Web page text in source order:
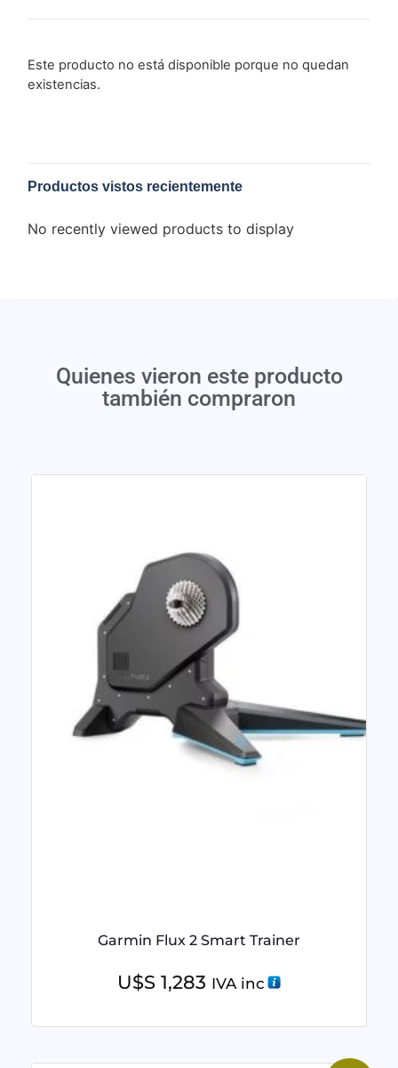
Este producto no está disponible porque no quedan
existencias.
Productos vistos recientemente
No recently viewed products to display
Quienes vieron este producto
también compraron
Garmin Flux 2 Smart Trainer
U$S 1,283 IVA inc